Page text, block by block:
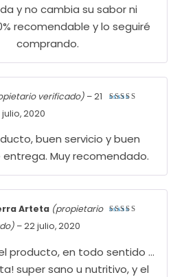
y no cambia su sabor ni
recomendable y lo seguiré
comprando.
verificado) –21
julio, 2020
buen servicio y buen
Muy recomendado.
Arteta (propietario
– 22 julio, 2020
producto, en todo sentido …
super sano u nutritivo, y el